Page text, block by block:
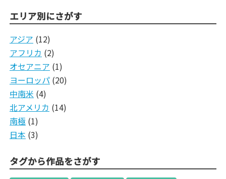
エリア別にさがす
アジア (12)
アフリカ (2)
オセアニア (1)
ヨーロッパ(20)
中南米 (4)
北アメリカ (14)
南極 (1)
日本 (3)
タグから作品をさがす